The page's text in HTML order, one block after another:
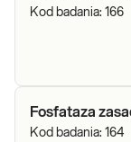
Kod badania: 166
Fosfataza
Kod badania: 164